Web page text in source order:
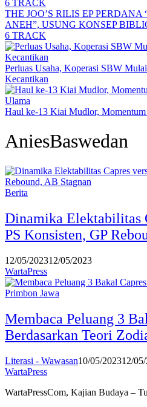
THE JOO’S RILIS EP
ANEH”, USUNG KONSEP
6 TRACK
Perluas Usaha, Koperasi SBW
Kecantikan
Haul ke-13 Kiai Mudlor,
AniesBaswedan
Berita
Dinamika Elektabilitas
PS Konsisten, GP
12/05/202312/05/2023
WartaPress
Membaca Peluang 3
Berdasarkan Teori
Literasi - Wawasan10/05/202312/
WartaPress
WartaPressCom, Kajian Budaya –